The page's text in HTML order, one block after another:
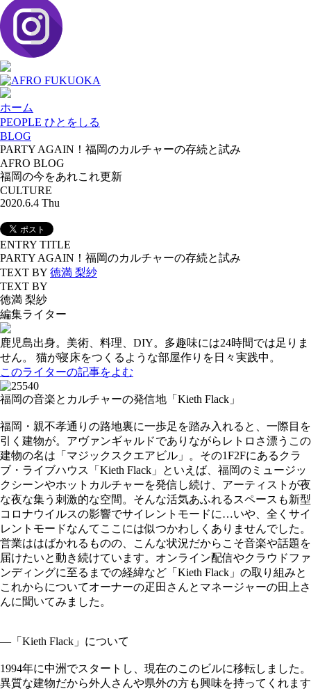
ホーム
PEOPLE ひとをしる
BLOG
PARTY AGAIN！福岡のカルチャーの存続と試み
AFRO BLOG
福岡の今をあれこれ更新
CULTURE
2020.6.4 Thu
ENTRY TITLE
PARTY AGAIN！福岡のカルチャーの存続と試み
TEXT BY 徳満 梨紗
TEXT BY
徳満 梨紗
編集ライター
鹿児島出身。美術、料理、DIY。多趣味には24時間では足りま
せん。 猫が寝床をつくるような部屋作りを日々実践中。
このライターの記事をよむ
福岡の音楽とカルチャーの発信地「Kieth Flack」
福岡・親不孝通りの路地裏に一歩足を踏み入れると、一際目を
引く建物が。アヴァンギャルドでありながらレトロさ漂うこの
建物の名は「マジックスクエアビル」。その1F2Fにあるクラ
ブ・ライブハウス「Kieth Flack」といえば、福岡のミュージッ
クシーンやホットカルチャーを発信し続け、アーティストが夜
な夜な集う刺激的な空間。そんな活気あふれるスペースも新型
コロナウイルスの影響でサイレントモードに…いや、全くサイ
レントモードなんてここには似つかわしくありませんでした。
営業ははばかれるものの、こんな状況だからこそ音楽や話題を
届けたいと動き続けています。オンライン配信やクラウドファ
ンディングに至るまでの経緯など「Kieth Flack」の取り組みと
これからについてオーナーの疋田さんとマネージャーの田上さ
んに聞いてみました。
—「Kieth Flack」について
1994年に中洲でスタートし、現在のこのビルに移転しました。
異質な建物だから外人さんや県外の方も興味を持ってくれます